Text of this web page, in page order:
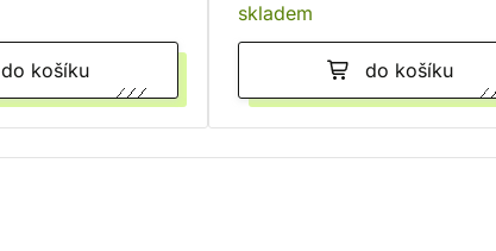
do košíku
skladem
do košíku